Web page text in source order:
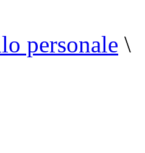
personale \